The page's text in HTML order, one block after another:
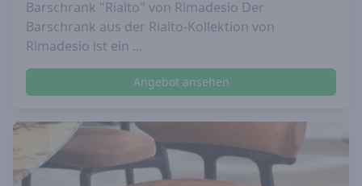
Barschrank "Rialto" von Rimadesio Der
Barschrank aus der Rialto-Kollektion von
Rimadesio ist ein ...
Angebot ansehen